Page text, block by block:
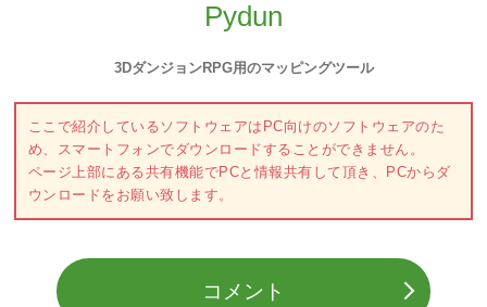
Pydun
3DダンジョンRPG用のマッピングツール
ここで紹介しているソフトウェアはPC向けのソフトウェアのた
め、スマートフォンでダウンロードすることができません。
ページ上部にある共有機能でPCと情報共有して頂き、PCからダ
ウンロードをお願い致します。
コメント